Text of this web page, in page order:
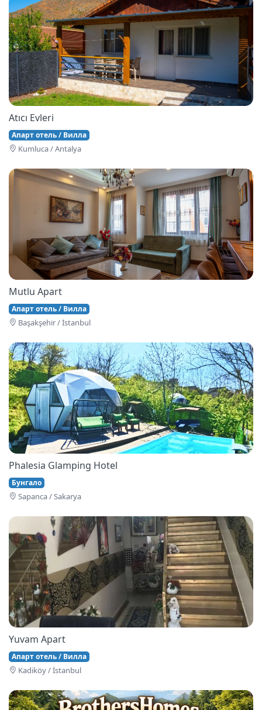
Atıcı Evleri
Апарт отель / Вилла
Kumluca / Antalya
Mutlu Apart
Апарт отель / Вилла
Başakşehi̇r / İstanbul
Phalesia Glamping Hotel
Бунгало
Sapanca / Sakarya
Yuvam Apart
Апарт отель / Вилла
Kadiköy / İstanbul